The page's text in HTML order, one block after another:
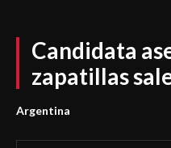
Candidata
zapatillas
Argentina